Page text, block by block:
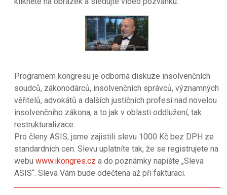
Programem kongresu je odborná diskuze insolvenčních
soudců, zákonodárců, insolvenčních správců, významných
věřitelů, advokátů a dalších justičních profesí nad novelou
insolvenčního zákona, a to jak v oblasti oddlužení, tak
restrukturalizace.
Pro členy ASIS, jsme zajistili slevu 1000 Kč bez DPH ze
standardních cen. Slevu uplatníte tak, že se registrujete na
webuwww.ikongres.cz a do poznámky napište „Sleva
ASIS“. Sleva Vám bude odečtena až při fakturaci.